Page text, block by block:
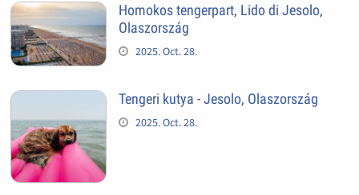
Homokos tengerpart, Lido di Jesolo,
Olaszország
2025. Oct. 28.
Tengeri kutya - Jesolo, Olaszország
2025. Oct. 28.